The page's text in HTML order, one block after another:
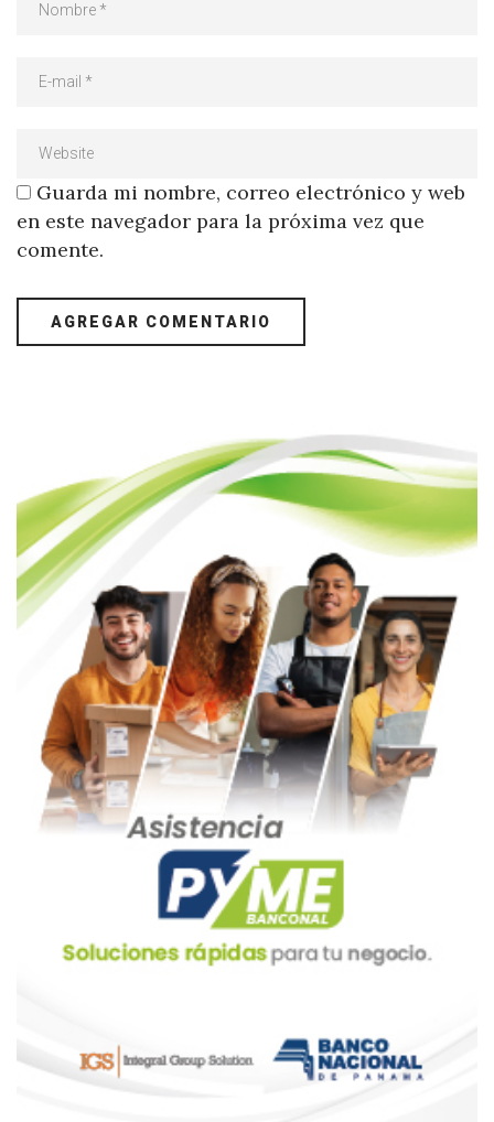
Guarda mi nombre, correo electrónico y web
en este navegador para la próxima vez que
comente.